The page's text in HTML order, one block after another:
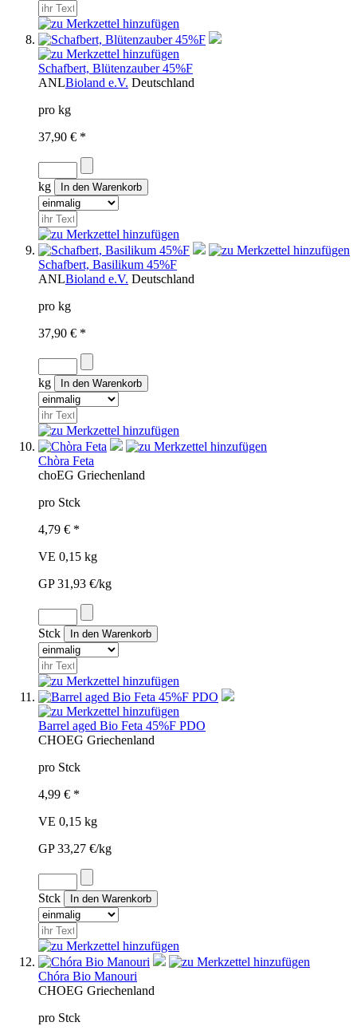
Schafbert, Blütenzauber 45%F
ANLBioland e.V. Deutschland
pro kg
37,90 € *
kg
Schafbert, Basilikum 45%F
ANLBioland e.V. Deutschland
pro kg
37,90 € *
kg
Chòra Feta
choEG Griechenland
pro Stck
4,79 € *
VE 0,15 kg
GP 31,93 €/kg
Stck
Barrel aged Bio Feta 45%F PDO
CHOEG Griechenland
pro Stck
4,99 € *
VE 0,15 kg
GP 33,27 €/kg
Stck
Chóra Bio Manouri
CHOEG Griechenland
pro Stck